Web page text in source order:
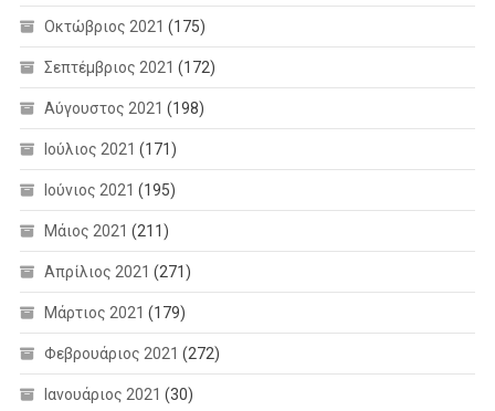
Οκτώβριος 2021 (175)
Σεπτέμβριος 2021 (172)
Αύγουστος 2021 (198)
Ιούλιος 2021 (171)
Ιούνιος 2021 (195)
Μάιος 2021 (211)
Απρίλιος 2021 (271)
Μάρτιος 2021 (179)
Φεβρουάριος 2021 (272)
Ιανουάριος 2021 (30)